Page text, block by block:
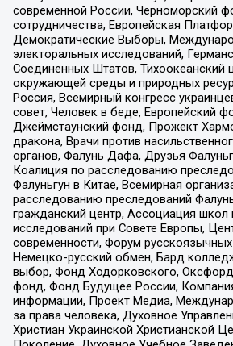
современной России, Черноморский
сотрудничества, Европейская
Демократические Выборы,
электоральных исследований,
Соединенных Штатов, Тихоокеанский
окружающей среды и природных
Россия, Всемирный конгресс
совет, Человек в беде, Европейский
Джеймстаунский фонд, Прожект
дракона, Врачи против
органов, Фалунь Дафа, Друзья
Коалиция по расследованию
Фалуньгун в Китае, Всемирная
расследованию преследований
гражданский центр, Ассоциация школ
исследований при Совете Европы,
современности, Форум
Немецко-русский обмен, Бард
выбор, Фонд Ходорковского,
фонд, Фонд Будущее России,
информации, Проект Медиа,
за права человека, Духовное
Христиан Украинской Христианской